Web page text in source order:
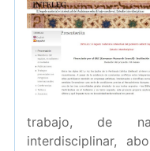
trabajo, de
interdisciplinar,